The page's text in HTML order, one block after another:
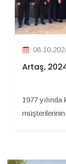
Artaş,
1977